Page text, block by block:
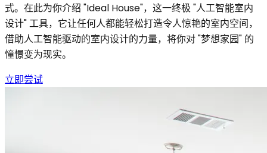
式。在此为你介绍 "Ideal House"，这一终极 "人工智能室内
设计" 工具，它让任何人都能轻松打造令人惊艳的室内空间，
借助人工智能驱动的室内设计的力量，将你对 "梦想家园" 的
憧憬变为现实。
立即尝试